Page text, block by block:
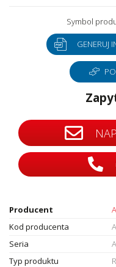
Symbol
GENERUJ
Producent
Kod producenta
Seria
Typ produktu